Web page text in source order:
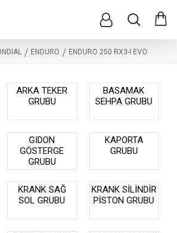
ENDURO ENDURO 250 RX3-I EVO
ARKA TEKER
GRUBU
BASAMAK
SEHPA GRUBU
GIDON
GÖSTERGE
GRUBU
KAPORTA
GRUBU
KRANK SAĞ
SOL GRUBU
KRANK SİLİNDİR
PİSTON GRUBU